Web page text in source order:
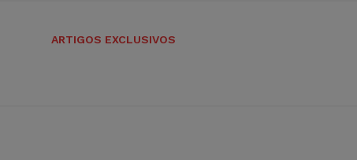
ARTIGOS EXCLUSIVOS